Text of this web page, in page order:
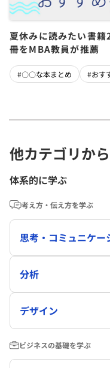
夏休みに読みたい書
冊をMBA教員が推薦
#〇〇な本まとめ #おす
他カテゴリか
体系的に学ぶ
考え方・伝え方を学ぶ
思考・コミュニケー
分析
デザイン
ビジネスの基礎を学ぶ